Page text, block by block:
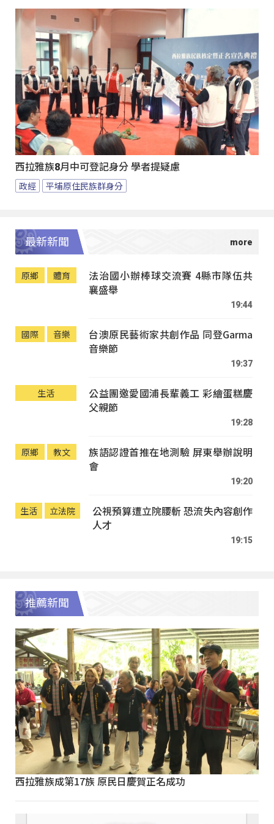
西拉雅族8月中可登記身分 學者提疑慮
政經 平埔原住民族群身分
最新新聞
原鄉 體育
法治國小辦棒球交流賽 4縣市隊伍共
襄盛舉
19:44
國際 音樂
台澳原民藝術家共創作品 同登Garma
音樂節
19:37
生活
公益團邀愛國浦長輩義工 彩繪蛋糕慶
父親節
19:28
原鄉 教文
族語認證首推在地測驗 屏東舉辦說明
會
19:20
生活 立法院
公視預算遭立院腰斬 恐流失內容創作
人才
19:15
推薦新聞
西拉雅族成第17族 原民日慶賀正名成功